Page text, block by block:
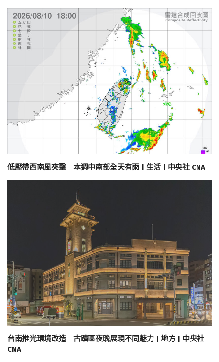
低壓帶西南風夾擊 本週中南部全天有雨 | 生活 | 中央社 CNA
台南推光環境改造 古蹟區夜晚展現不同魅力 | 地方 | 中央社
CNA